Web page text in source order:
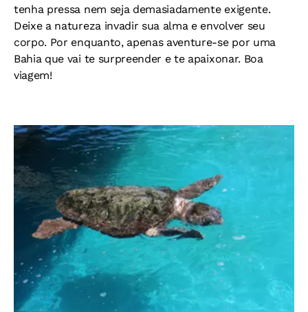
tenha pressa nem seja demasiadamente exigente.
Deixe a natureza invadir sua alma e envolver seu
corpo. Por enquanto, apenas aventure-se por uma
Bahia que vai te surpreender e te apaixonar. Boa
viagem!